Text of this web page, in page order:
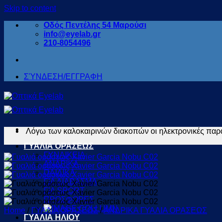
Skip to content
Οδός Πεντέλης 54 Μαρούσι
info@eyelab.gr
210-8054496
ΣΎΝΔΕΣΗ/ΕΓΓΡΑΦΗ
ΓΥΑΛΙΑ ΟΡΑΣΕΩΣ
ΓΥΝΑΙΚΕΙΑ
ΑΝΔΡΙΚΑ
ΠΑΙΔΙΚΑ
ΓΙΑ ΔΙΑΒΑΣΜΑ
ΓΙΑ SPORT
ΠΡΟΣΦΟΡΕΣ
ΓΥΑΛΙΑ ΗΛΙΟΥ
Λόγω των καλοκαιρινών διακοπών οι ηλεκτρονικές
Home / ΓΥΑΛΙΑ ΟΡΑΣΕΩΣ /ΑΝΔΡΙΚΑ ΓΥΑΛΙΑ ΟΡΑΣΕΩΣ